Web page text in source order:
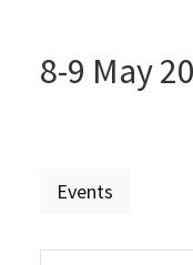
8-9 May
Events